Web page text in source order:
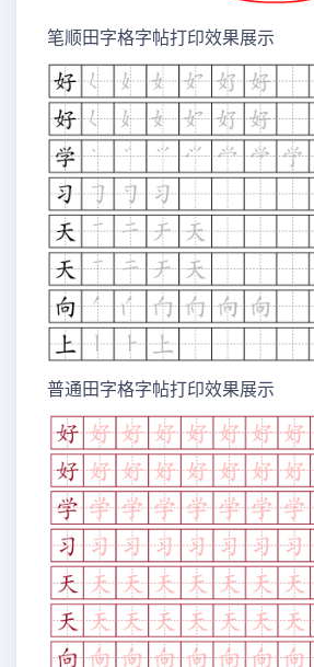
笔顺田字格字帖打印效果展示
普通田字格字帖打印效果展示